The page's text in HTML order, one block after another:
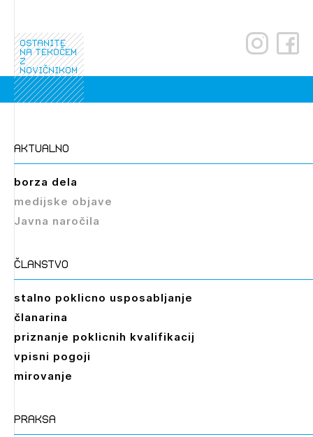
ostanite
na tekočem
z
novičnikom
aktualno
borza dela
medijske objave
Javna naročila
članstvo
stalno poklicno usposabljanje
članarina
priznanje poklicnih kvalifikacij
vpisni pogoji
mirovanje
praksa